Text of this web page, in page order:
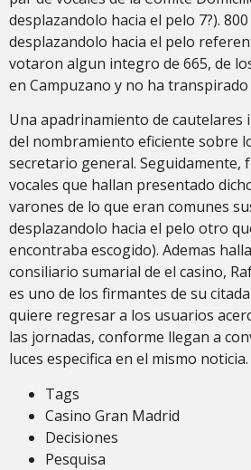
desplazandolo hacia el pelo 7?).
desplazandolo hacia el pelo
votaron algun integro de 665, de
en Campuzano y no ha
Una apadrinamiento de cautelares
del nombramiento eficiente sobre
secretario general. Seguidamente,
vocales que hallan presentado
varones de lo que eran comunes
desplazandolo hacia el pelo otro
encontraba escogido). Ademas
consiliario sumarial de el casino,
es uno de los firmantes de su
quiere regresar a los usuarios
las jornadas, conforme llegan a
luces especifica en el mismo noticia.
Tags
Casino Gran Madrid
Decisiones
Pesquisa